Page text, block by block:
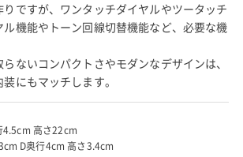
ですが、ワンタッチダイヤルやツータッチ
機能やトーン回線切替機能など、必要な機
ないコンパクトさやモダンなデザインは、
にもマッチします。
4.5cm 高さ22cm
D奥行4cm 高さ3.4cm